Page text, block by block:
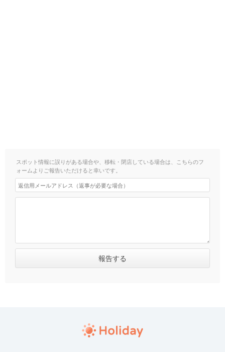
スポット情報に誤りがある場合や、移転・閉店している場合は、こちらのフ
ォームよりご報告いただけると幸いです。